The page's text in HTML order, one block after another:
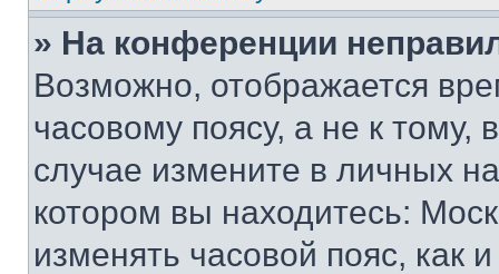
» На конференции
Возможно, отображается
часовому поясу, а не к тому,
случае измените в личных
котором вы находитесь:
изменять часовой пояс, как